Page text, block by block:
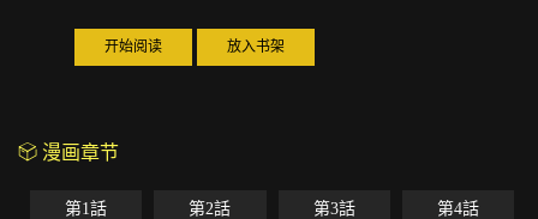
开始阅读 放入书架
漫画章节
第1話 第2話 第3話 第4話